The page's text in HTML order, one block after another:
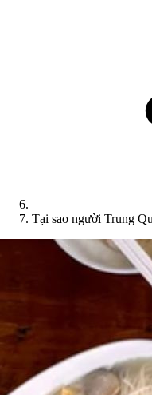
Tại sao người Trung